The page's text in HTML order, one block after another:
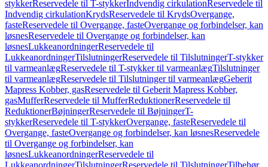
stykkerReservedele til T-stykkerIndvendig cirkulationReservedele til
Indvendig cirkulationKrydsReservedele til KrydsOvergange,
fasteReservedele til Overgange, fasteOvergange og forbindelser, kan
løsnesReservedele til Overgange og forbindelser, kan
løsnesLukkeanordningerReservedele til
LukkeanordningerTilslutningerReservedele til TilslutningerT-stykker
til varmeanlægReservedele til T-stykker til varmeanlægTilslutninger
til varmeanlægReservedele til Tilslutninger til varmeanlægGeberit
Mapress Kobber, gasReservedele til Geberit Mapress Kobber,
gasMufferReservedele til MufferReduktionerReservedele til
ReduktionerBøjningerReservedele til BøjningerT-
stykkerReservedele til T-stykkerOvergange, fasteReservedele til
Overgange, fasteOvergange og forbindelser, kan løsnesReservedele
til Overgange og forbindelser, kan
løsnesLukkeanordningerReservedele til
LukkeanordningerTilslutningerReservedele til TilslutningerTilbehør